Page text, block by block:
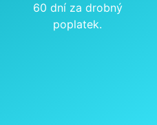
60 dní za drobný
poplatek.